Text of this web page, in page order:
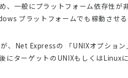
一般にプラットフォーム依存性が
プラットフォームでも稼動させる
、Net Expressの 「UNIXオプショ
ターゲットのUNIXもしくはLinux